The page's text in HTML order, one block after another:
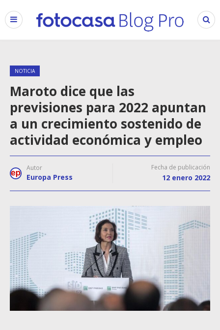
NOTICIA
Maroto dice que las
previsiones para 2022 apuntan
a un crecimiento sostenido de
actividad económica y empleo
Autor
Europa Press
Fecha de publicación
12 enero 2022